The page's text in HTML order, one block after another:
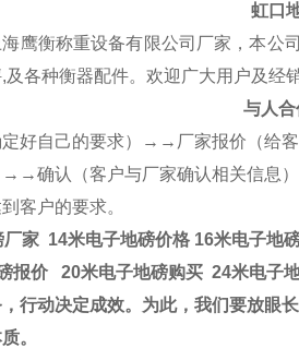
虹口
鹰衡称重设备有限公司厂家，本公
,及各种衡器配件。欢迎广大用户及经
与人合
定好自己的要求）→→厂家报价（给
→→确认（客户与厂家确认相关信息
客户的要求。
厂家 14米电子地磅价格 16米电子地
报价 20米电子地磅购买 24米电子
行动决定成效。为此，我们要放眼
。